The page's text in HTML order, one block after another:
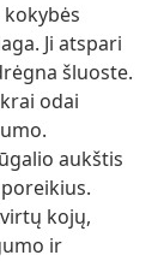
Ji atspari
šluoste.
odai
aukštis
kojų,
ir